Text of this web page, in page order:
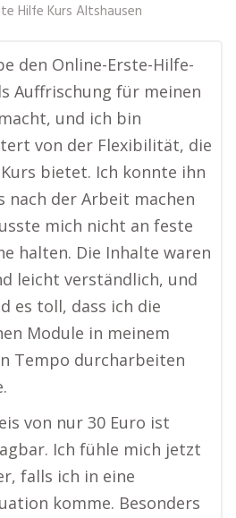
Hilfe Kurs Altshausen
den Online-Erste-Hilfe-
Auffrischung für meinen
und ich bin
von der Flexibilität, die
bietet. Ich konnte ihn
nach der Arbeit machen
mich nicht an feste
halten. Die Inhalte waren
leicht verständlich, und
es toll, dass ich die
Module in meinem
Tempo durcharbeiten
von nur 30 Euro ist
Ich fühle mich jetzt
falls ich in eine
komme. Besonders